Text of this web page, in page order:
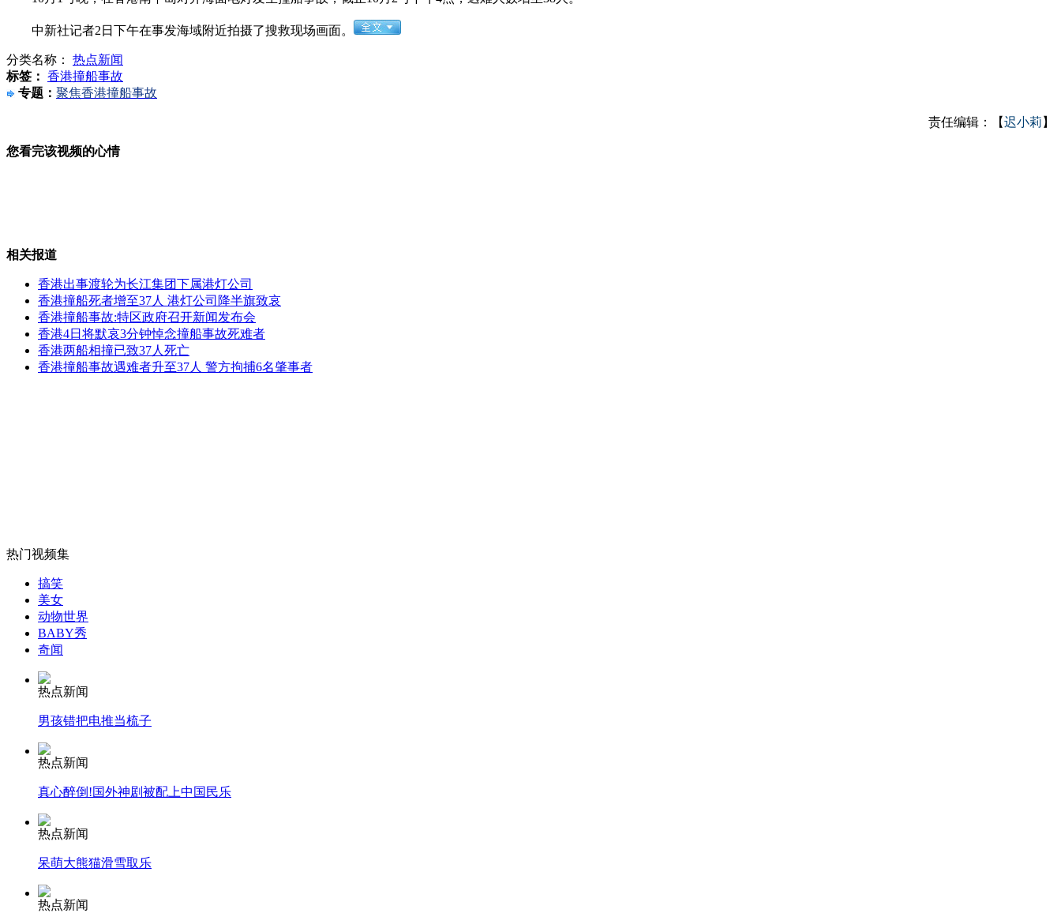
西安重伤日系车主嫌疑人被抓获
香港出事船为长江集团下属港灯公司
女孩北京地铁殴打老人 痛下狠手拳打脚踢
无痛分娩是否安全 医生回应
安徽一实载49人客车翻车
走！跟着总书记去植树
消防员救轻生者
纽约上演“枕头大战”
司机酒驾遇交警 急速倒车逃窜
中新社记者2日下午在事发海域附近拍摄了搜救现场画面。
分类名称： 热点新闻
标签： 香港撞船事故
专题： 聚焦香港撞船事故
责任编辑：【迟小莉 】
您看完该视频的心情
相关报道
香港出事渡轮为长江集团下属港灯公司
香港撞船死者增至37人 港灯公司降半旗致哀
香港撞船事故:特区政府召开新闻发布会
香港4日将默哀3分钟悼念撞船事故死难者
香港两船相撞已致37人死亡
香港撞船事故遇难者升至37人 警方拘捕6名肇事者
热门视频集
搞笑
美女
动物世界
BABY秀
奇闻
热点新闻
男孩错把电推当梳子
热点新闻
真心醉倒!国外神剧被配上中国民乐
热点新闻
呆萌大熊猫滑雪取乐
热点新闻